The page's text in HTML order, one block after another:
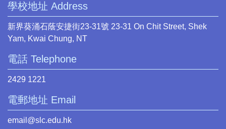
學校地址 Address
新界葵涌石蔭安捷街23-31號 23-31 On Chit Street, Shek
Yam, Kwai Chung, NT
電話 Telephone
2429 1221
電郵地址 Email
email@slc.edu.hk